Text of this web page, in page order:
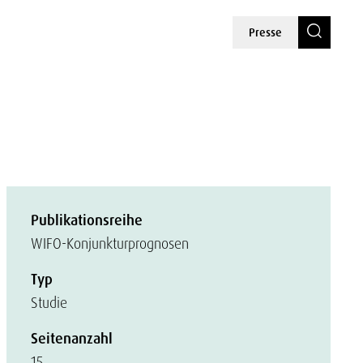
Presse
Publikationsreihe
WIFO-Konjunkturprognosen
Typ
Studie
Seitenanzahl